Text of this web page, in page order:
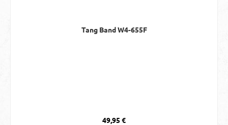
Tang Band W4-655F
Regulärer Preis:
49,95 €